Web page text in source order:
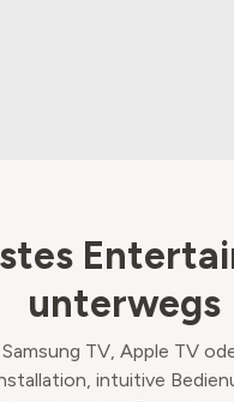
unterwegs
TV, Apple TV
intuitive